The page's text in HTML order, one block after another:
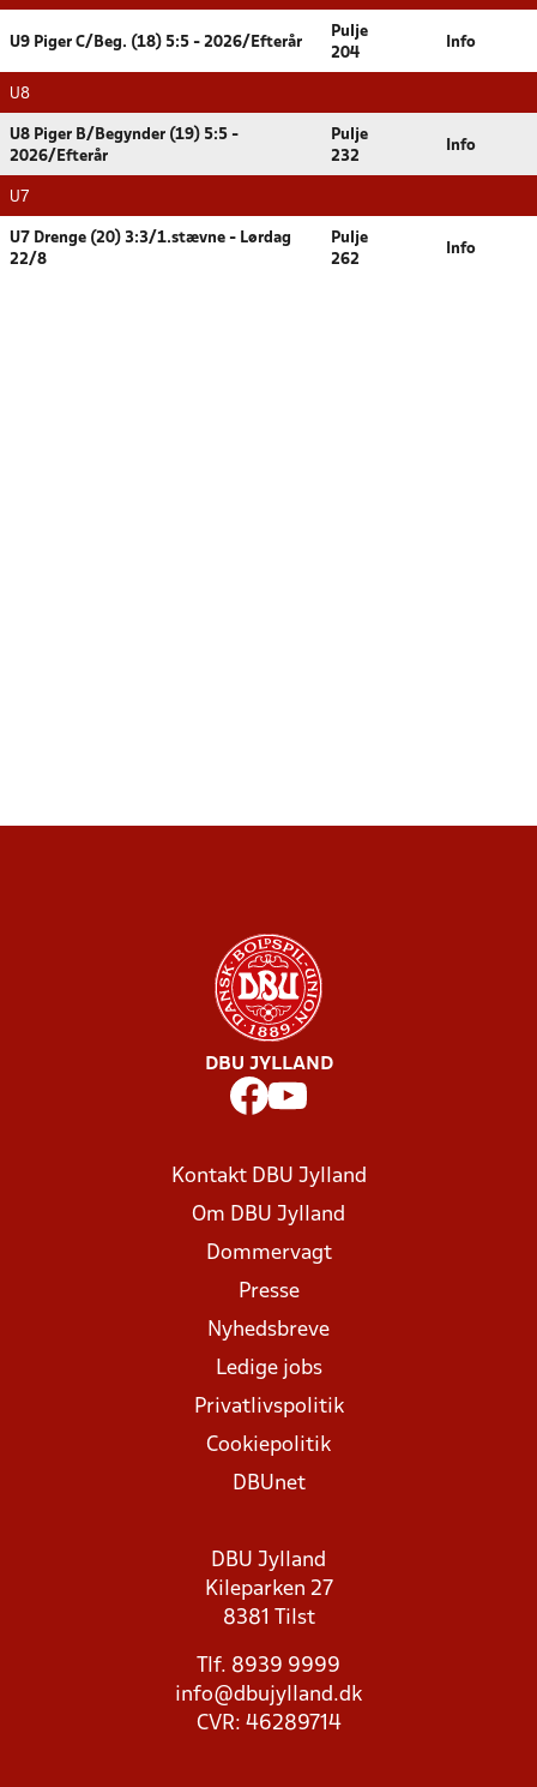
U9 Piger C/Beg. (18) 5:5 - 2026/Efterår
Pulje
204
Info
U8
U8 Piger B/Begynder (19) 5:5 -
2026/Efterår
Pulje
232
Info
U7
U7 Drenge (20) 3:3/1.stævne - Lørdag
22/8
Pulje
262
Info
DBU JYLLAND
Kontakt DBU Jylland
Om DBU Jylland
Dommervagt
Presse
Nyhedsbreve
Ledige jobs
Privatlivspolitik
Cookiepolitik
DBUnet
DBU Jylland
Kileparken 27
8381 Tilst
Tlf. 8939 9999
info@dbujylland.dk
CVR: 46289714